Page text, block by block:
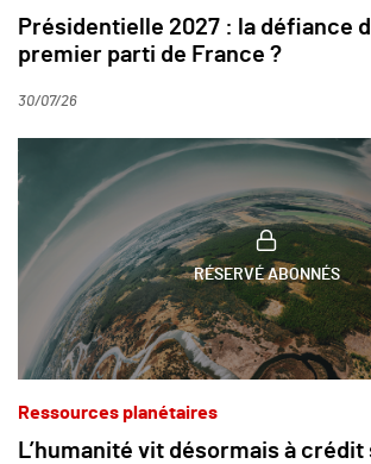
Présidentielle 2027 : la défiance
premier parti de France ?
30/07/26
RÉSERVÉ ABONNÉS
Ressources planétaires
L’humanité vit désormais à crédit